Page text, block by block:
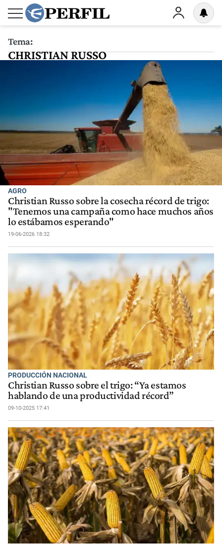
Tema:
CHRISTIAN RUSSO
AGRO
Christian Russo sobre la cosecha récord de trigo:
"Tenemos una campaña como hace muchos años
lo estábamos esperando"
19-06-2026 18:32
PRODUCCIÓN NACIONAL
Christian Russo sobre el trigo: “Ya estamos
hablando de una productividad récord”
09-10-2025 17:41